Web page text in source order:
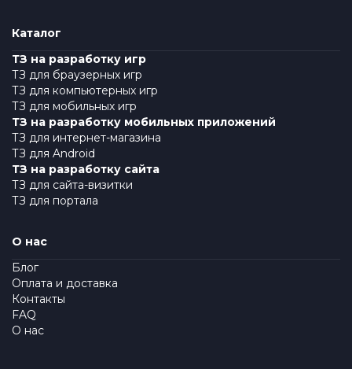
Каталог
ТЗ на разработку игр
ТЗ для браузерных игр
ТЗ для компьютерных игр
ТЗ для мобильных игр
ТЗ на разработку мобильных приложений
ТЗ для интернет-магазина
ТЗ для Android
ТЗ на разработку сайта
ТЗ для сайта-визитки
ТЗ для портала
О нас
Блог
Оплата и доставка
Контакты
FAQ
О нас